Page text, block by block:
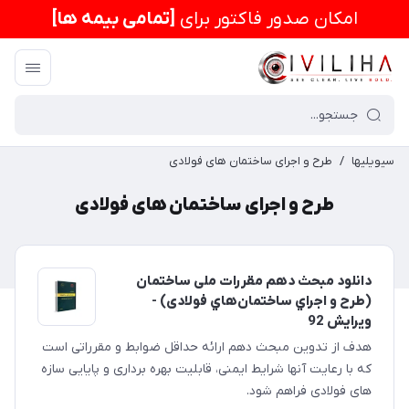
امكان صدور فاکتور برای [تمامی بیمه ها]
سیویلیها / طرح و اجرای ساختمان های فولادی
طرح و اجرای ساختمان های فولادی
دانلود مبحث دهم مقررات ملی ساختمان
(طرح و اجراي ساختمان‌هاي فولادی) -
ویرایش 92
هدف از تدوین مبحث دهم ارائه حداقل ضوابط و مقرراتی است
که با رعایت آنها شرایط ایمنی، قابلیت بهره برداری و پایایی سازه
های فولادی فراهم شود.